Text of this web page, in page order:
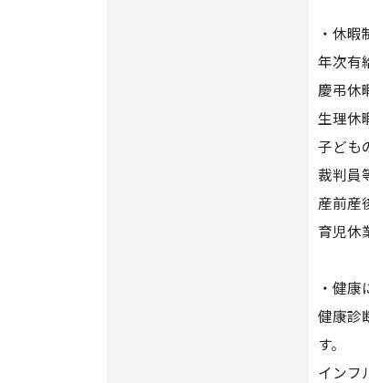
・休暇
年次有
慶弔休
生理休
子ども
裁判員
産前産
育児休
・健
健康診
す。
インフ